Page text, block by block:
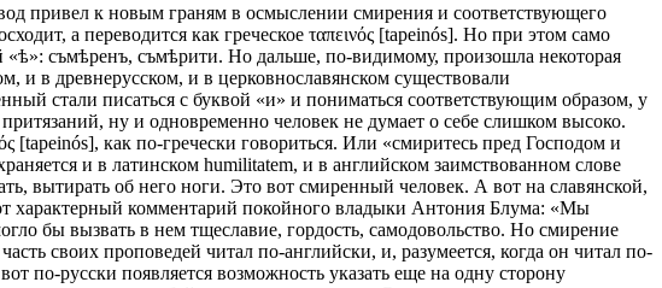
привел к новым граням в осмыслении смирения и соответствующего
а переводится как греческое ταπεινός [tapeinós]. Но при этом само
«ѣ»: съмѣренъ, съмѣрити. Но дальше, по-видимому, произошла некоторая
и в древнерусском, и в церковнославянском существовали
стали писаться с буквой «и» и пониматься соответствующим образом, у
ну и одновременно человек не думает о себе слишком высоко.
как по-гречески говориться. Или «смиритесь пред Господом и
и в латинском humilitatem, и в английском заимствованном слове
вытирать об него ноги. Это вот смиренный человек. А вот на славянской,
характерный комментарий покойного владыки Антония Блума: «Мы
бы вызвать в нем тщеславие, гордость, самодовольство. Но смирение
своих проповедей читал по-английски, и, разумеется, когда он читал по-
по-русски появляется возможность указать еще на одну сторону